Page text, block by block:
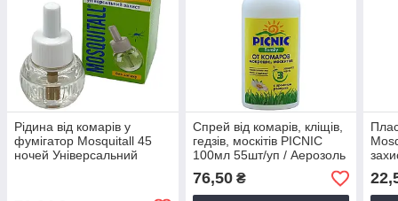
Рідина від комарів у
фумігатор Mosquitall 45
ночей Універсальний
Спрей від комарів, кліщів,
гедзів, москітів PICNIC
100мл 55шт/уп / Аерозоль
від комах
76,50₴
в